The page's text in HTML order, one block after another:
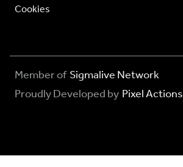
Cookies
Member of Sigmalive Network
Proudly Developed by Pixel Actions